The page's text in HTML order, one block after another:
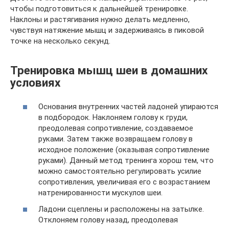
чтобы подготовиться к дальнейшей тренировке.
Наклоны и растягивания нужно делать медленно,
чувствуя натяжение мышц и задерживаясь в пиковой
точке на несколько секунд.
Тренировка мышц шеи в домашних
условиях
Основания внутренних частей ладоней упираются
в подбородок. Наклоняем голову к груди,
преодолевая сопротивление, создаваемое
руками. Затем также возвращаем голову в
исходное положение (оказывая сопротивление
руками). Данный метод тренинга хорош тем, что
можно самостоятельно регулировать усилие
сопротивления, увеличивая его с возрастанием
натренированности мускулов шеи.
Ладони сцеплены и расположены на затылке.
Отклоняем голову назад, преодолевая